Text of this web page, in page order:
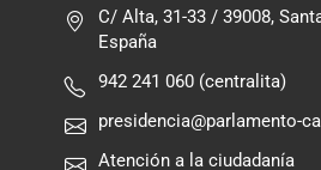
C/ Alta, 31-33 / 39008,
España
942 241 060 (centralita)
presidencia@parlamento-
Atención a la ciudadanía